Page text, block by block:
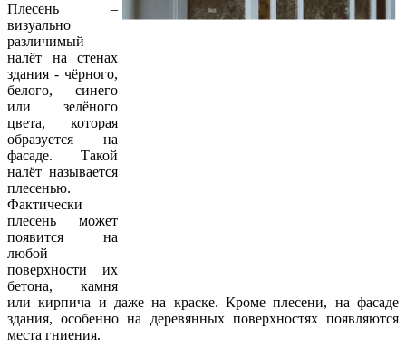
Плесень –
визуально
различимый
налёт на стенах
здания - чёрного,
белого, синего
или зелёного
цвета, которая
образуется на
фасаде. Такой
налёт называется
плесенью.
Фактически
плесень может
появится на
любой
поверхности их
бетона, камня
или кирпича и даже на краске. Кроме плесени, на фасаде
здания, особенно на деревянных поверхностях появляются
места гниения.